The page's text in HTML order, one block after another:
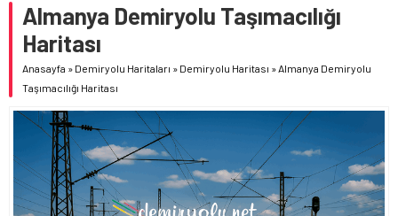
Almanya Demiryolu Taşımacılığı
Haritası
Anasayfa » Demiryolu Haritaları » Demiryolu Haritası »Almanya Demiryolu
Taşımacılığı Haritası